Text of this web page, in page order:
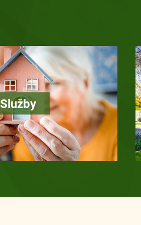
Služby